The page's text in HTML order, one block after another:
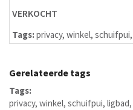
VERKOCHT
Tags:privacy, winkel, schuifpui,
Gerelateerde tags
Tags:
privacy, winkel, schuifpui, ligbad,